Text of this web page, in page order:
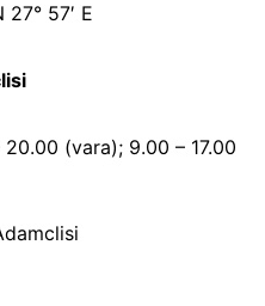
27° 57′ E
20.00 (vara); 9.00 – 17.00